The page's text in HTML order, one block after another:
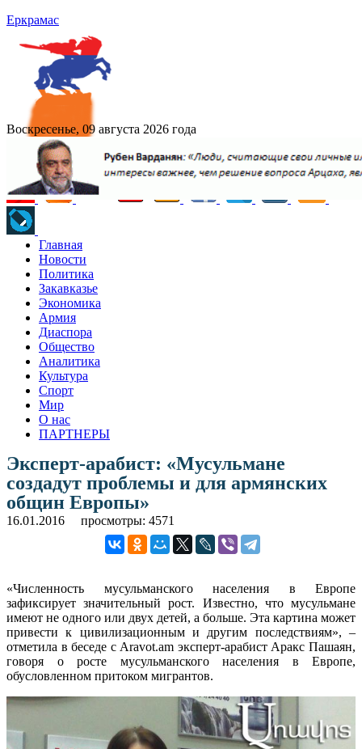
Еркрамас
Воскресенье, 09 августа 2026 года
Главная
Новости
Политика
Закавказье
Экономика
Армия
Диаспора
Общество
Аналитика
Культура
Спорт
Мир
О нас
ПАРТНЕРЫ
Эксперт-арабист: «Мусульмане
создадут проблемы и для армянских
общин Европы»
16.01.2016 просмотры: 4571
«Численность мусульманского населения в Европе
зафиксирует значительный рост. Известно, что мусульмане
имеют не одного или двух детей, а больше. Эта картина может
привести к цивилизационным и другим последствиям», –
отметила в беседе с Aravot.am эксперт-арабист Аракс Пашаян,
говоря о росте мусульманского населения в Европе,
обусловленном притоком мигрантов.